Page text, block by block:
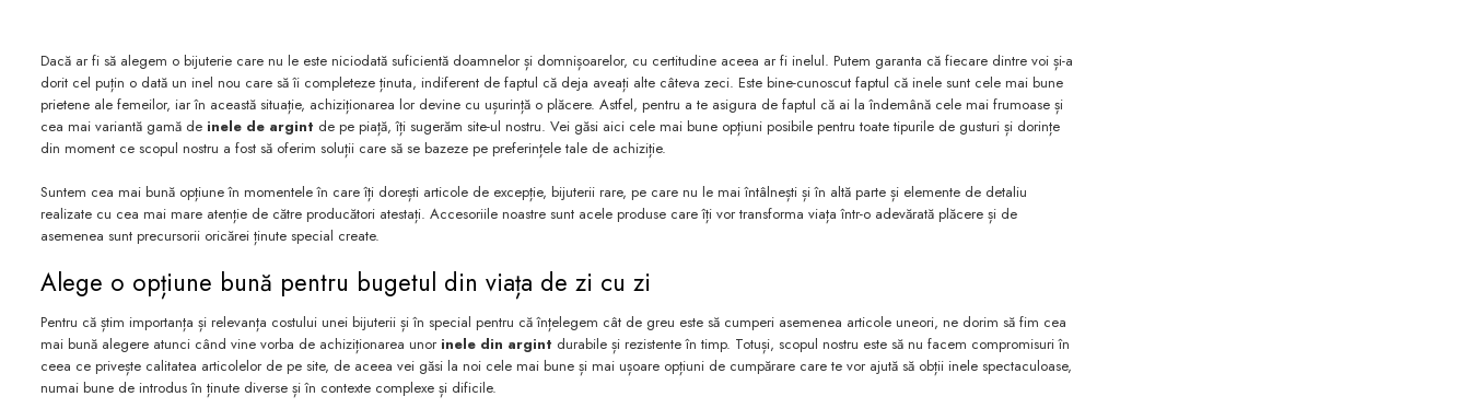
Dacă ar fi să alegem o bijuterie care nu le este niciodată suficientă doamnelor și domnișoarelor, cu certitudine aceea ar fi inelul. Putem garanta că fiecare dintre voi și-a
dorit cel puțin o dată un inel nou care să îi completeze ținuta, indiferent de faptul că deja aveați alte câteva zeci. Este bine-cunoscut faptul că inele sunt cele mai bune
prietene ale femeilor, iar în această situație, achiziționarea lor devine cu ușurință o plăcere. Astfel, pentru a te asigura de faptul că ai la îndemână cele mai frumoase și
cea mai variantă gamă de inele de argint de pe piață, îți sugerăm site-ul nostru. Vei găsi aici cele mai bune opțiuni posibile pentru toate tipurile de gusturi și dorințe
din moment ce scopul nostru a fost să oferim soluții care să se bazeze pe preferințele tale de achiziție.
Suntem cea mai bună opțiune în momentele în care îți dorești articole de excepție, bijuterii rare, pe care nu le mai întâlnești și în altă parte și elemente de detaliu
realizate cu cea mai mare atenție de către producători atestați. Accesoriile noastre sunt acele produse care îți vor transforma viața într-o adevărată plăcere și de
asemenea sunt precursorii oricărei ținute special create.
Alege o opțiune bună pentru bugetul din viața de zi cu zi
Pentru că știm importanța și relevanța costului unei bijuterii și în special pentru că înțelegem cât de greu este să cumperi asemenea articole uneori, ne dorim să fim cea
mai bună alegere atunci când vine vorba de achiziționarea unor inele din argint durabile și rezistente în timp. Totuși, scopul nostru este să nu facem compromisuri în
ceea ce privește calitatea articolelor de pe site, de aceea vei găsi la noi cele mai bune și mai ușoare opțiuni de cumpărare care te vor ajută să obții inele spectaculoase,
numai bune de introdus în ținute diverse și în contexte complexe și dificile.